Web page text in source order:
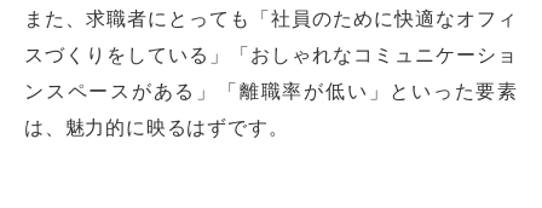
また、求職者にとっても「社員のために快適なオフィ
スづくりをしている」「おしゃれなコミュニケーショ
ンスペースがある」「離職率が低い」といった要素
は、魅力的に映るはずです。